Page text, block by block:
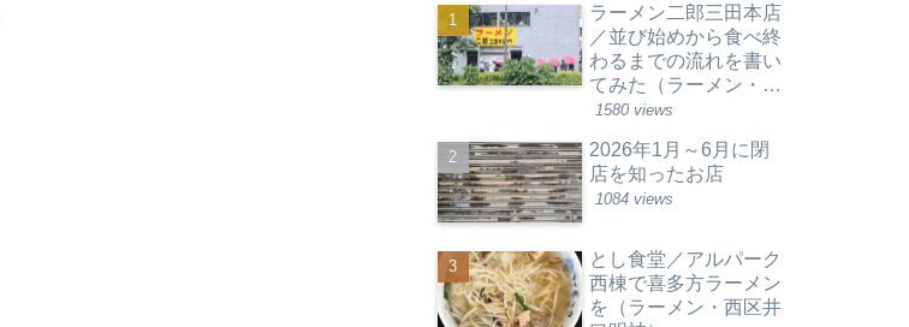
ラーメン二郎三田本店
／並び始めから食べ終
わるまでの流れを書い
てみた（ラーメン・東
京都港区）
1580 views
2026年1月～6月に閉
店を知ったお店
1084 views
とし食堂／アルパーク
西棟で喜多方ラーメン
を（ラーメン・西区井